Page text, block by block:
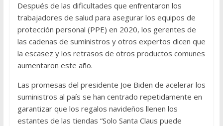
Después de las dificultades que enfrentaron los
trabajadores de salud para asegurar los equipos de
protección personal (PPE) en 2020, los gerentes de
las cadenas de suministros y otros expertos dicen que
la escasez y los retrasos de otros productos comunes
aumentaron este año.
Las promesas del presidente Joe Biden de acelerar los
suministros al país se han centrado repetidamente en
garantizar que los regalos navideños llenen los
estantes de las tiendas “Solo Santa Claus puede